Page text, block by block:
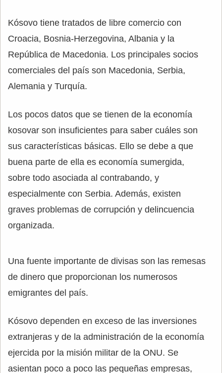
Kósovo tiene tratados de libre comercio con
Croacia, Bosnia-Herzegovina, Albania y la
República de Macedonia. Los principales socios
comerciales del país son Macedonia, Serbia,
Alemania y Turquía.
Los pocos datos que se tienen de la economía
kosovar son insuficientes para saber cuáles son
sus características básicas. Ello se debe a que
buena parte de ella es economía sumergida,
sobre todo asociada al contrabando, y
especialmente con Serbia. Además, existen
graves problemas de corrupción y delincuencia
organizada.
Una fuente importante de divisas son las remesas
de dinero que proporcionan los numerosos
emigrantes del país.
Kósovo dependen en exceso de las inversiones
extranjeras y de la administración de la economía
ejercida por la misión militar de la ONU. Se
asientan poco a poco las pequeñas empresas,